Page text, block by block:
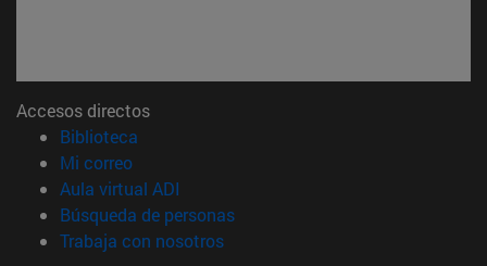
Accesos directos
Biblioteca
Mi correo(abre en nueva ventana)
Aula virtual ADI
Búsqueda de personas(abre en nueva ventana)
Trabaja con nosotros(abre en nueva ventana)